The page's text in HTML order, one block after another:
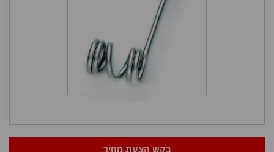
בקש הצעת מחיר